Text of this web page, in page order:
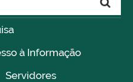
à Informação
Servidores